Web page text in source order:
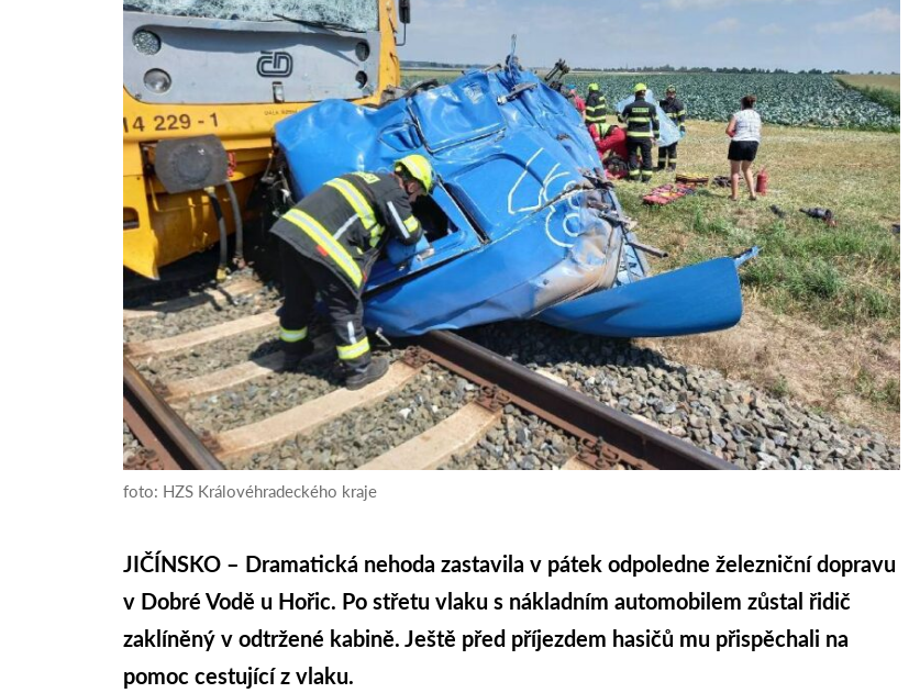
foto: HZS Královéhradeckého kraje
JIČÍNSKO – Dramatická nehoda zastavila v pátek odpoledne železniční dopravu
v Dobré Vodě u Hořic. Po střetu vlaku s nákladním automobilem zůstal řidič
zaklíněný v odtržené kabině. Ještě před příjezdem hasičů mu přispěchali na
pomoc cestující z vlaku.